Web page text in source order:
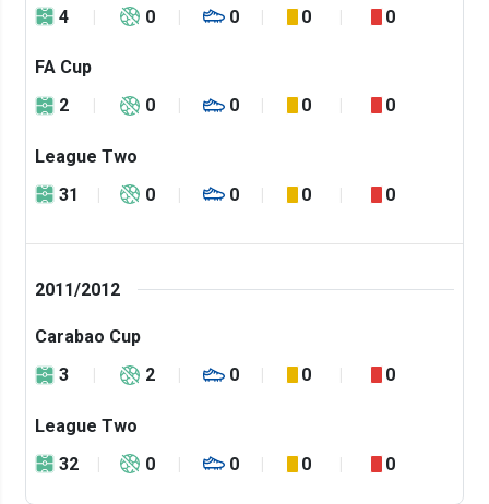
4 0 0 0 0
FA Cup
2
0 0 0 0
League Two
31
0 0 0 0
2011/2012
Carabao Cup
3
2 0 0 0
League Two
32
0 0 0 0